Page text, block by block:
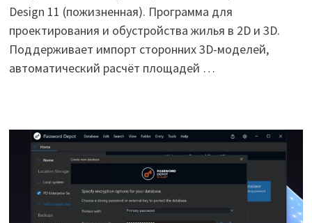
Design 11 (пожизненная). Программа для
проектирования и обустройства жилья в 2D и 3D.
Поддерживает импорт сторонних 3D-моделей,
автоматический расчёт площадей …